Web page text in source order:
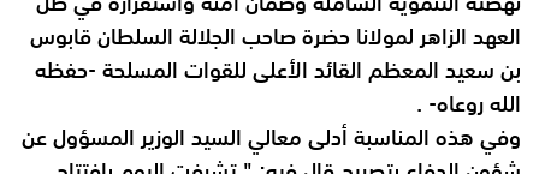
العهد الزاهر لمولانا حضرة صاحب الجلالة السلطانقابوس
بن سعيد المعظم القائد الأعلى للقوات المسلحة -حفظه
الله روعاه- .
وفي هذه المناسبة أدلى معالي السيد الوزير المسؤول عن